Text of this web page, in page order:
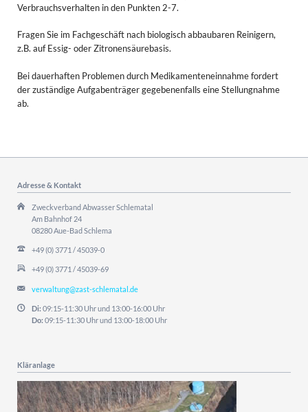
Verbrauchsverhalten in den Punkten 2-7.
Fragen Sie im Fachgeschäft nach biologisch abbaubaren Reinigern,
z.B. auf Essig- oder Zitronensäurebasis.
Bei dauerhaften Problemen durch Medikamenteneinnahme fordert
der zuständige Aufgabenträger gegebenenfalls eine Stellungnahme
ab.
Adresse & Kontakt
Zweckverband Abwasser Schlematal
Am Bahnhof 24
08280 Aue-Bad Schlema
+49 (0) 3771 / 45039-0
+49 (0) 3771 / 45039-69
verwaltung@zast-schlematal.de
Di: 09:15-11:30 Uhr und 13:00-16:00 Uhr
Do: 09:15-11:30 Uhr und 13:00-18:00 Uhr
Kläranlage